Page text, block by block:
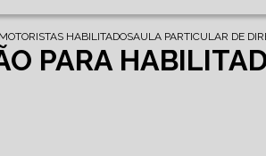
HABILITADOSAULA PARTICULAR DE
PARA